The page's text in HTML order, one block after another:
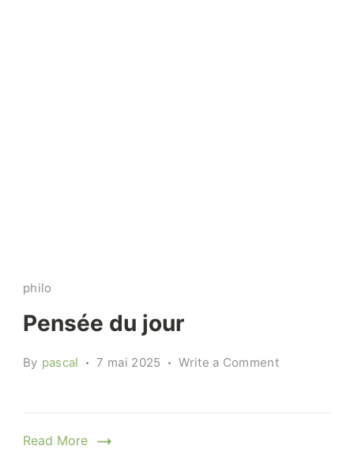
philo
Pensée du jour
By pascal 7 mai 2025 Write a Commenton
Read More